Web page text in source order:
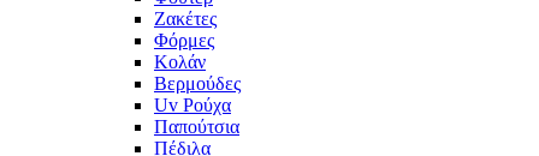
Ζακέτες
Φόρμες
Κολάν
Βερμούδες
Uv Ρούχα
Παπούτσια
Πέδιλα